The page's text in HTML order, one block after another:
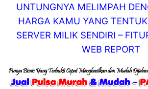
UNTUNGNYA MELIMPAH
HARGA KAMU YANG
SERVER MILIK SENDIRI –
WEB REPORT